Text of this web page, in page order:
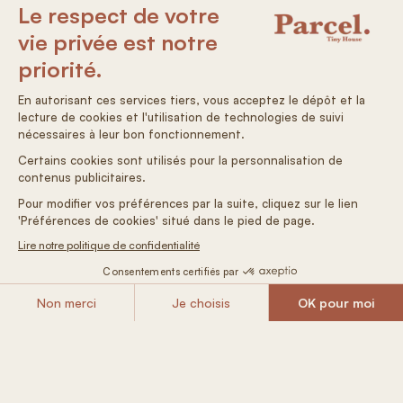
Nichées sur les terres de producteurs locaux, les Tiny
House Parcel offrent un menu gourmand fait de
délicieux produits locaux : un dîner bistronomique de
chef en Bretagne, un BBQ avec la viande du domaine
dans le Limousin ou encore une raclette à la bougie
sortir le grand jeu et de vous casser la tête sur
l’organisation, on s’occupe de tout ! Vous n’avez qu’à
choisir vos options, dresser la table et allumer le poêle
pour une ambiance cosy bien au chaud.